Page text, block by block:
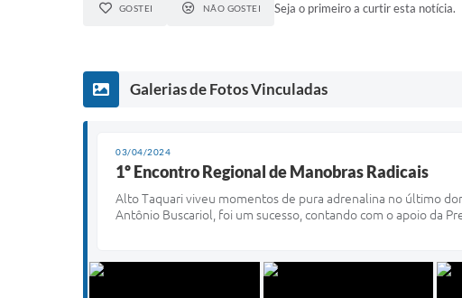
GOSTEI NÃO GOSTEI Seja o primeiro a curtir esta notícia.
Galerias de Fotos Vinculadas
03/04/2024
1º Encontro Regional de Manobras Radicais
Alto Taquari viveu momentos de pura adrenalina no último
Antônio Buscariol, foi um sucesso, contando com o apoio da